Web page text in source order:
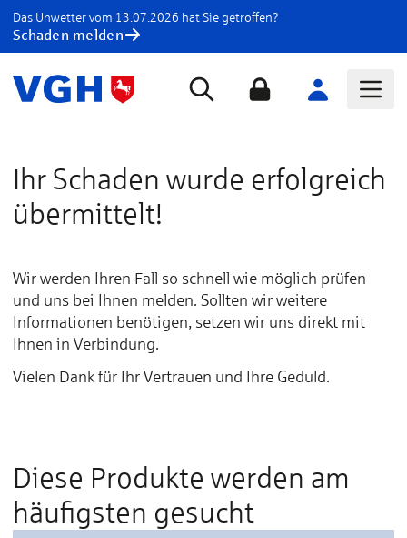
Das Unwetter vom 13.07.2026 hat Sie getroffen?
Schaden melden
Ihr Schaden wurde erfolgreich
übermittelt!
Wir werden Ihren Fall so schnell wie möglich prüfen
und uns bei Ihnen melden. Sollten wir weitere
Informationen benötigen, setzen wir uns direkt mit
Ihnen in Verbindung.
Vielen Dank für Ihr Vertrauen und Ihre Geduld.
Diese Produkte werden am
häufigsten gesucht